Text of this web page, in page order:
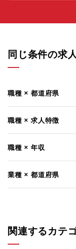
同じ条件の求
職種 × 都道府県
職種 × 求人特徴
職種 × 年収
業種 × 都道府県
関連するカテ